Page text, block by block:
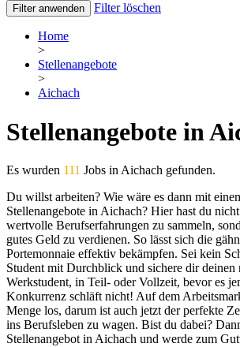
Filter anwenden Filter löschen
Home
>
Stellenangebote
>
Aichach
Stellenangebote in
Es wurden 111 Jobs in Aichach gefunden.
Du willst arbeiten? Wie wäre es dann mit
Stellenangebote in Aichach? Hier hast du
wertvolle Berufserfahrungen zu sammeln,
gutes Geld zu verdienen. So lässt sich die
Portemonnaie effektiv bekämpfen. Sei kein
Student mit Durchblick und sichere dir deinen
Werkstudent, in Teil- oder Vollzeit, bevor es
Konkurrenz schläft nicht! Auf dem
Menge los, darum ist auch jetzt der perfekte
ins Berufsleben zu wagen. Bist du dabei?
Stellenangebot in Aichach und werde zum